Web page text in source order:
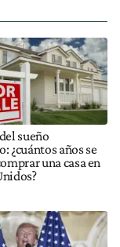
sueño
¿cuántos años se
una casa en